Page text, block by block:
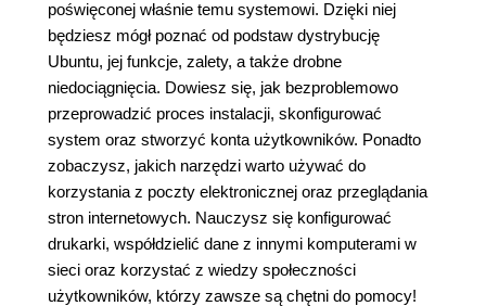
poświęconej właśnie temu systemowi. Dzięki niej
będziesz mógł poznać od podstaw dystrybucję
Ubuntu, jej funkcje, zalety, a także drobne
niedociągnięcia. Dowiesz się, jak bezproblemowo
przeprowadzić proces instalacji, skonfigurować
system oraz stworzyć konta użytkowników. Ponadto
zobaczysz, jakich narzędzi warto używać do
korzystania z poczty elektronicznej oraz przeglądania
stron internetowych. Nauczysz się konfigurować
drukarki, współdzielić dane z innymi komputerami w
sieci oraz korzystać z wiedzy społeczności
użytkowników, którzy zawsze są chętni do pomocy!